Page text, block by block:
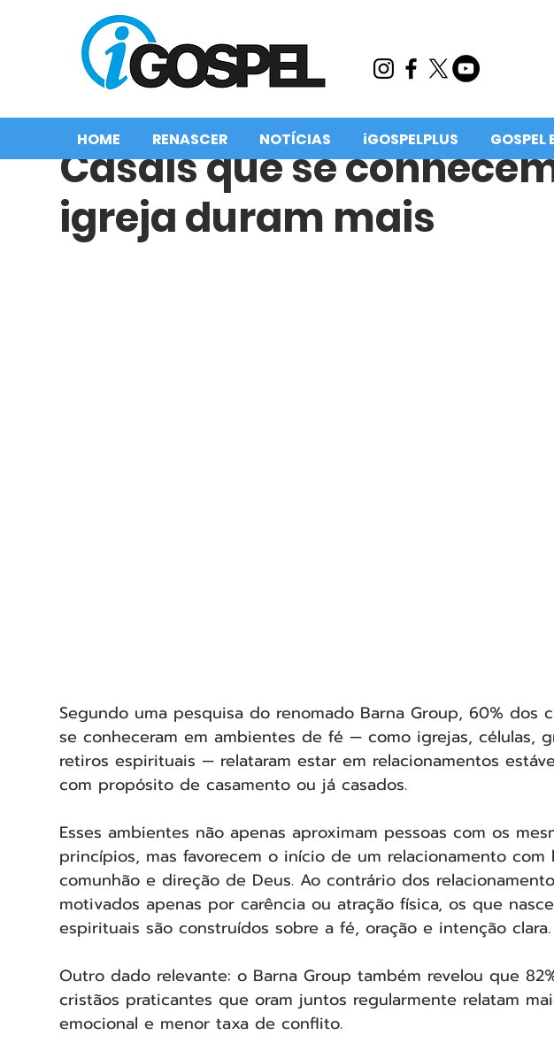
HOME RENASCER NOTÍCIAS iGOSPELPLUS GOSPEL
Casais que se
igreja duram mais
Segundo uma pesquisa do renomado Barna Group, 60% dos
se conheceram em ambientes de fé — como igrejas, células,
retiros espirituais — relataram estar em relacionamentos
com propósito de casamento ou já casados.
Esses ambientes não apenas aproximam pessoas com os
princípios, mas favorecem o início de um relacionamento com
comunhão e direção de Deus. Ao contrário dos
motivados apenas por carência ou atração física, os que
espirituais são construídos sobre a fé, oração e intenção clara.
Outro dado relevante: o Barna Group também revelou que
cristãos praticantes que oram juntos regularmente relatam
emocional e menor taxa de conflito.